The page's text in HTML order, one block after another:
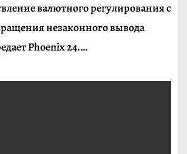
валютного регулирования с
незаконного вывода
Phoenix 24.…